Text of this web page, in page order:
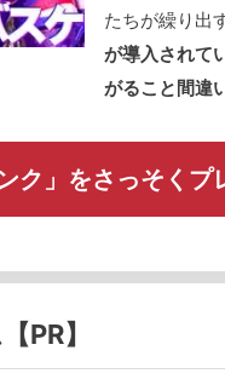
たちが繰り出
が導入されて
がること間違
ク」をさっそくプ
PR】